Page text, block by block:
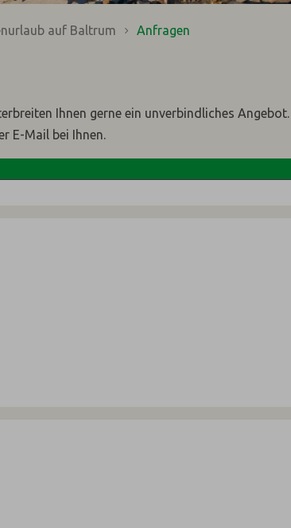
auf Baltrum Anfragen
Ihnen gerne ein unverbindliches
E-Mail bei Ihnen.